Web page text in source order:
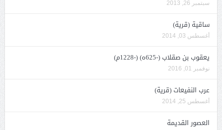
سبتمبر 26, 2013
ساقية (قرية)
أغسطس 03, 2014
يعقوب بن صقلاب (-625ه) (-1228م)
نوفمبر 01, 2016
عرب النفيعات (قرية)
أغسطس 25, 2014
العصور القديمة